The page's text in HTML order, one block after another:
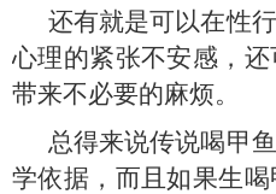
还有就是可以在性
心理的紧张不安感，
带来不必要的麻烦。
总得来说传说喝甲
学依据，而且如果生